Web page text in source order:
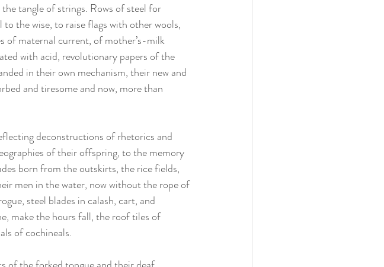
tangle of strings. Rows of steel for
the wise, to raise flags with other wools,
of maternal current, of mother’s-milk
with acid, revolutionary papers of the
in their own mechanism, their new and
and tiresome and now, more than
deconstructions of rhetorics and
of their offspring, to the memory
born from the outskirts, the rice fields,
men in the water, now without the rope of
steel blades in calash, cart, and
make the hours fall, the roof tiles of
of cochineals.